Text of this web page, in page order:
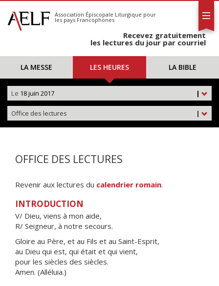
S'abonner
Calendrier
Association Épiscopale Liturgique pour
les pays Francophones
Recevez gratuitement
les lectures du jour par courriel
LA MESSE LES HEURES LA BIBLE
|
Le 18 juin 2017
|
Office des lectures
OFFICE DES LECTURES
Revenir aux lectures du calendrier romain.
INTRODUCTION
V/ Dieu, viens à mon aide,
R/ Seigneur, à notre secours.
Gloire au Père, et au Fils et au Saint-Esprit,
au Dieu qui est, qui était et qui vient,
pour les siècles des siècles.
Amen. (Alléluia.)